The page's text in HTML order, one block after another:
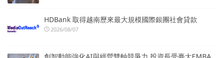
HDBank 取得越南歷來最大規模國際銀團社會貸款
2026/08/07